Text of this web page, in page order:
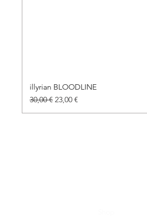
illyrian BLOODLINE
Standardpreis
30,00 € Sale-Preis
23,00 €